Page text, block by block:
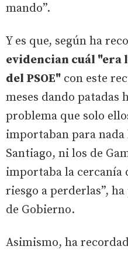
mando”.
Y es que, según ha
evidencian cuál
del PSOE" con este
meses dando patadas
problema que solo
importaban para nada
Santiago, ni los de
importaba la cercanía
riesgo a perderlas”,
de Gobierno.
Asimismo, ha